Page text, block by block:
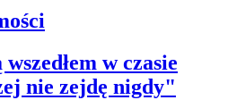
w czasie
nie zejdę nigdy"